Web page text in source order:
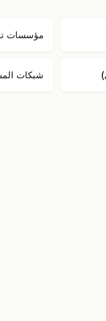
مؤسسات
شبكات